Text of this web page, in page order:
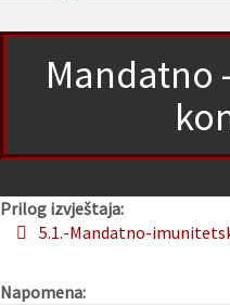
Mandatno
Prilog izvještaja:
5.1.-Mandatno-
Napomena: